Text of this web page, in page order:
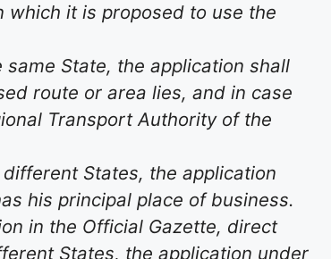
which it is proposed to use the
State, the application shall
route or area lies, and in case
Transport Authority of the
States, the application
his principal place of business.
in the Official Gazette, direct
States, the application under